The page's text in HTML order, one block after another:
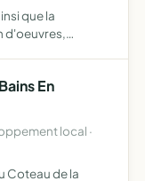
que la
d'oeuvres,
En
local ·
Coteau de la